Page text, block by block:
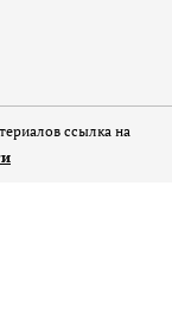
ссылка на